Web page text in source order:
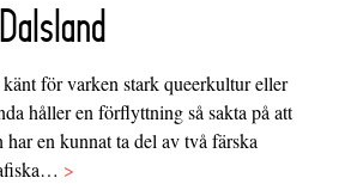
för varken stark queerkultur eller
håller en förflyttning så sakta på att
har en kunnat ta del av två färska
>